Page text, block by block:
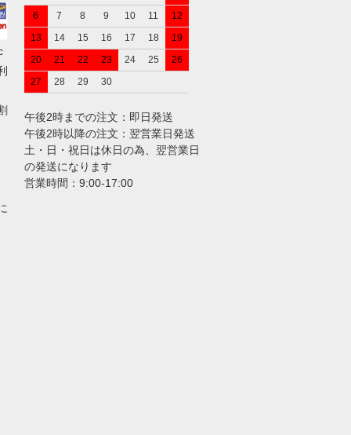
6
7 8 9 10 11
12
13
14 15 16 17 18
19
20
21 22 23 24 25
26
27
28 29 30
午後2時までの注文：即日発送
午後2時以降の注文：翌営業日発送
土・日・祝日は休日の為、翌営業日
の発送になります
営業時間：9:00-17:00